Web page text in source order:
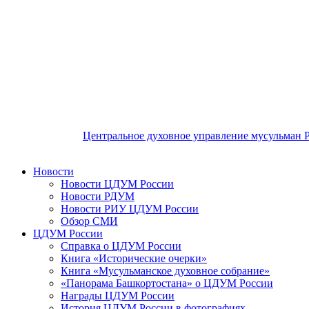
Центральное духовное управление мусульман
Новости
Новости ЦДУМ России
Новости РДУМ
Новости РИУ ЦДУМ России
Обзор СМИ
ЦДУМ России
Справка о ЦДУМ России
Книга «Исторические очерки»
Книга «Мусульманское духовное собрание»
«Панорама Башкортостана» о ЦДУМ России
Награды ЦДУМ России